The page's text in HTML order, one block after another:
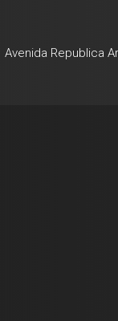
Avenida Republica